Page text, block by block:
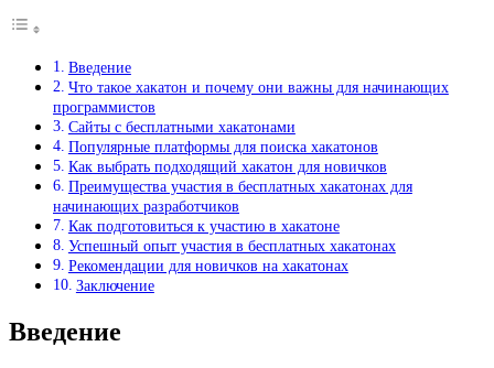
Введение
Что такое хакатон и почему они важны для начинающих
программистов
Сайты с бесплатными хакатонами
Популярные платформы для поиска хакатонов
Как выбрать подходящий хакатон для новичков
Преимущества участия в бесплатных хакатонах для
начинающих разработчиков
Как подготовиться к участию в хакатоне
Успешный опыт участия в бесплатных хакатонах
Рекомендации для новичков на хакатонах
Заключение
Введение